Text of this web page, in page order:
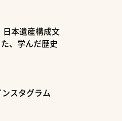
本遺産構成文
、学んだ歴史
スタグラム